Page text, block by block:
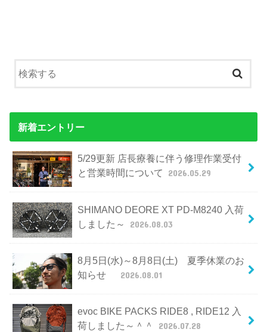
新着エントリー
5/29更新 店長療養に伴う修理作業受付
と営業時間について
2026.05.29
SHIMANO DEORE XT PD-M8240 入荷
しました～
2026.08.03
8月5日(水)～8月8日(土) 夏季休業のお
知らせ
2026.08.01
evoc BIKE PACKS RIDE8 , RIDE12 入
荷しました～＾＾
2026.07.28